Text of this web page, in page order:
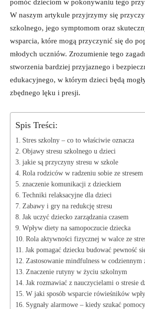
pomóc dzieciom w pokonywaniu tego
W naszym artykule przyjrzymy się
szkolnego, jego symptomom oraz
⁢wsparcia, ‌które mogą przyczynić się do
młodych uczniów. Zrozumienie tego
stworzenia bardziej przyjaznego‌ i
edukacyjnego, w którym dzieci będą
⁤zbędnego lęku i presji.
Spis Treści:
Stres szkolny – co to właściwie oznacza
Objawy​ stresu szkolnego ​u dzieci
jakie są przyczyny stresu w szkole
Rola rodziców w radzeniu sobie ze
znaczenie komunikacji z dzieckiem
Techniki relaksacyjne dla dzieci
Zabawy i ⁢gry na redukcję stresu
Jak uczyć dziecko zarządzania czasem
Wpływ diety​ na samopoczucie ‍dziecka
Rola aktywności fizycznej ‌w walce ze
Jak pomagać dziecku budować pewność
Zastosowanie mindfulness w ‌codziennym
Znaczenie rutyny w życiu​ szkolnym
Jak rozmawiać z nauczycielami o stresie
W jaki sposób wsparcie⁣ rówieśników
Sygnały alarmowe – kiedy szukać